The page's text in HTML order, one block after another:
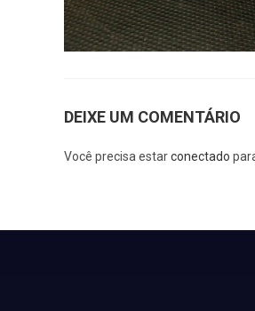
DEIXE UM COMENTÁRIO
Você precisa estarconectado